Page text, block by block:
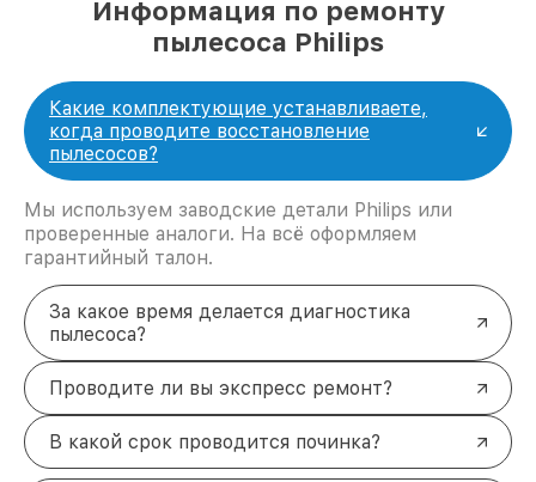
Информация по ремонту
пылесоса Philips
Какие комплектующие устанавливаете,
когда проводите восстановление
пылесосов?
Мы используем заводские детали Philips или
проверенные аналоги. На всё оформляем
гарантийный талон.
За какое время делается диагностика
пылесоса?
Проводите ли вы экспресс ремонт?
В какой срок проводится починка?